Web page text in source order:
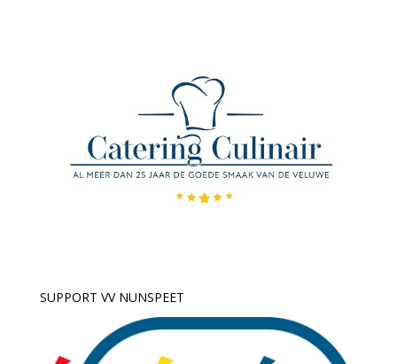
SUPPORT VV NUNSPEET